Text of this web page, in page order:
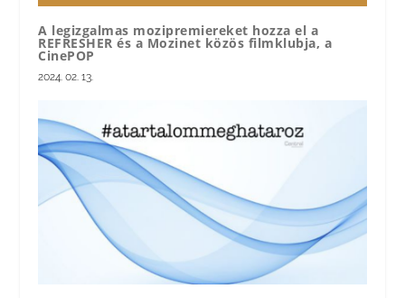
A legizgalmas mozipremiereket hozza el a
REFRESHER és a Mozinet közös filmklubja, a
CinePOP
2024. 02. 13.